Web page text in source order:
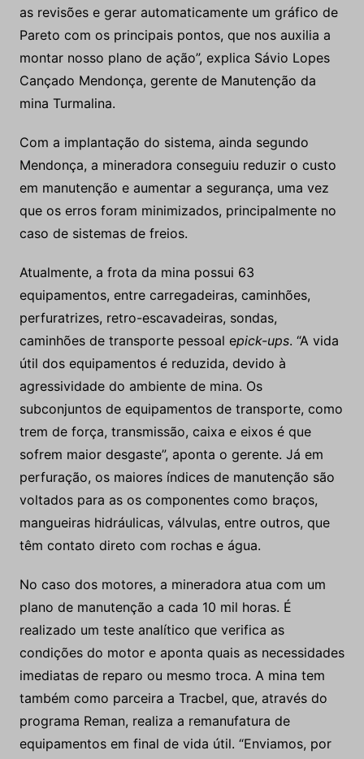
as revisões e gerar automaticamente um gráfico de
Pareto com os principais pontos, que nos auxilia a
montar nosso plano de ação”, explica Sávio Lopes
Cançado Mendonça, gerente de Manutenção da
mina Turmalina.
Com a implantação do sistema, ainda segundo
Mendonça, a mineradora conseguiu reduzir o custo
em manutenção e aumentar a segurança, uma vez
que os erros foram minimizados, principalmente no
caso de sistemas de freios.
Atualmente, a frota da mina possui 63
equipamentos, entre carregadeiras, caminhões,
perfuratrizes, retro-escavadeiras, sondas,
caminhões de transporte pessoal epick-ups. “A vida
útil dos equipamentos é reduzida, devido à
agressividade do ambiente de mina. Os
subconjuntos de equipamentos de transporte, como
trem de força, transmissão, caixa e eixos é que
sofrem maior desgaste”, aponta o gerente. Já em
perfuração, os maiores índices de manutenção são
voltados para as os componentes como braços,
mangueiras hidráulicas, válvulas, entre outros, que
têm contato direto com rochas e água.
No caso dos motores, a mineradora atua com um
plano de manutenção a cada 10 mil horas. É
realizado um teste analítico que verifica as
condições do motor e aponta quais as necessidades
imediatas de reparo ou mesmo troca. A mina tem
também como parceira a Tracbel, que, através do
programa Reman, realiza a remanufatura de
equipamentos em final de vida útil. “Enviamos, por